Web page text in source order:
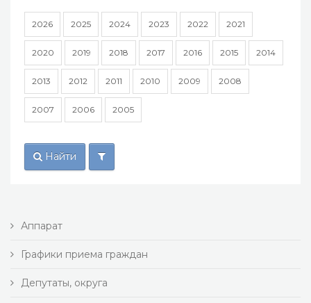
2026 2025 2024 2023 2022 2021
2020 2019 2018 2017 2016 2015 2014
2013 2012 2011 2010 2009 2008
2007 2006 2005
Найти
Аппарат
Графики приема граждан
Депутаты, округа